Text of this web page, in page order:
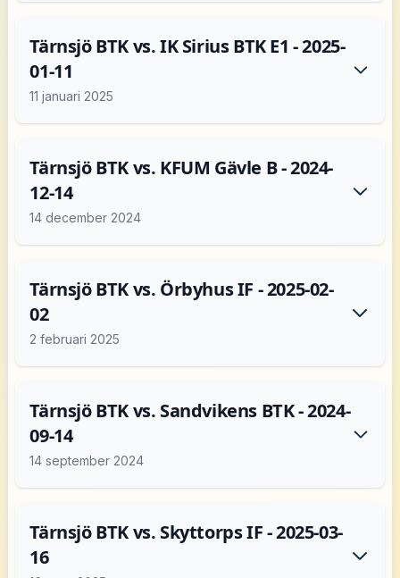
Tärnsjö BTK vs. IK Sirius BTK E1 - 2025-
01-11
11 januari 2025
Tärnsjö BTK vs. KFUM Gävle B - 2024-
12-14
14 december 2024
Tärnsjö BTK vs. Örbyhus IF - 2025-02-
02
2 februari 2025
Tärnsjö BTK vs. Sandvikens BTK - 2024-
09-14
14 september 2024
Tärnsjö BTK vs. Skyttorps IF - 2025-03-
16